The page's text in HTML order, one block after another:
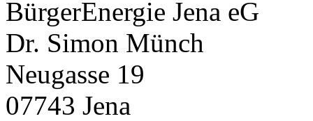
BürgerEnergie Jena eG
Dr. Simon Münch
Neugasse 19
07743 Jena